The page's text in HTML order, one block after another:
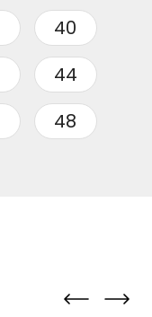
40
44
48